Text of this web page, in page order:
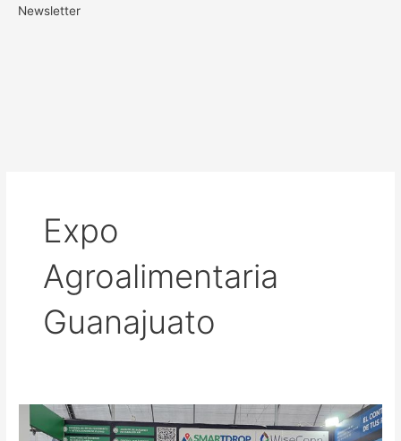
Newsletter
Expo
Agroalimentaria
Guanajuato
WiseConn
consolida